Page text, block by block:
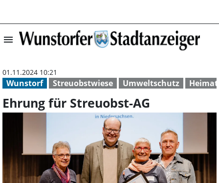
menu Ehrung für
Wunstorf Streuobstwiese Umweltschutz
01.11.2024 10:21
Ehrung für Streuobst-AG